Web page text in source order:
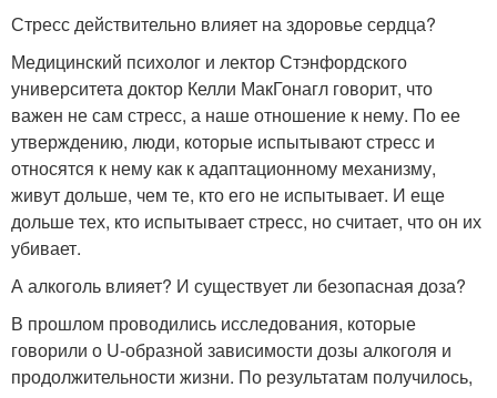
Стресс действительно влияет на здоровье сердца?
Медицинский психолог и лектор Стэнфордского
университета доктор Келли МакГонагл говорит, что
важен не сам стресс, а наше отношение к нему. По ее
утверждению, люди, которые испытывают стресс и
относятся к нему как к адаптационному механизму,
живут дольше, чем те, кто его не испытывает. И еще
дольше тех, кто испытывает стресс, но считает, что он их
убивает.
А алкоголь влияет? И существует ли безопасная доза?
В прошлом проводились исследования, которые
говорили о U-образной зависимости дозы алкоголя и
продолжительности жизни. По результатам получилось,